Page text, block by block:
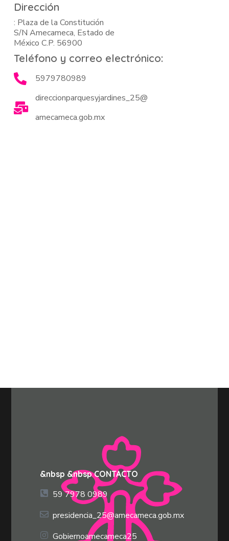
Dirección
: Plaza de la Constitución
S/N Amecameca, Estado de
México C.P. 56900
Teléfono y correo electrónico:
5979780989
direccionparquesyjardines_25@
amecameca.gob.mx
&nbsp &nbsp CONTACTO
59 7978 0989
presidencia_25@amecameca.gob.mx
Gobiernoamecameca25